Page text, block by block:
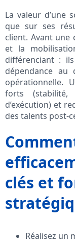
La valeur d’une
que sur ses
client. Avant une
et la
différenciant :
dépendance
opérationnelle.
forts (stabilité,
d’exécution) et
des talents post-
clés et
Réalisez un